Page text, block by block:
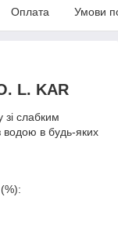
Оплата Умови
L. KAR
зі слабким
водою в будь-яких